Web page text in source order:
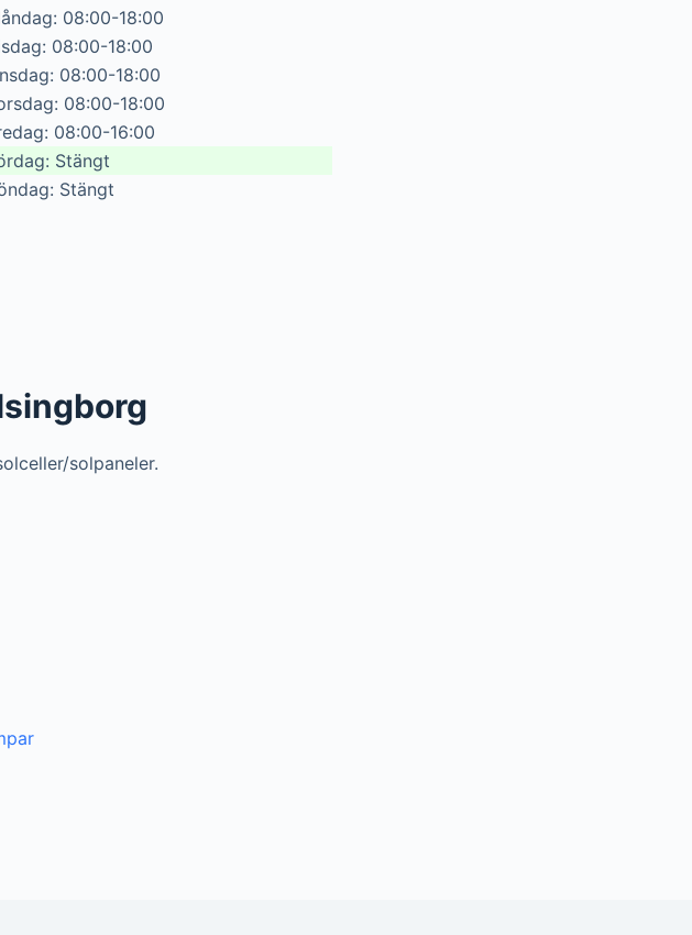
08:00-18:00
08:00-18:00
08:00-18:00
08:00-18:00
08:00-16:00
Stängt
Stängt
solpaneler.